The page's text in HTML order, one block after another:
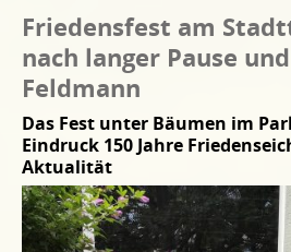
Friedensfest am
nach langer Pause
Feldmann
Das Fest unter Bäumen im
Eindruck 150 Jahre
Aktualität